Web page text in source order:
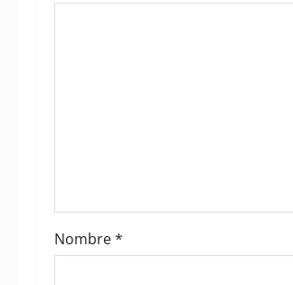
o
n
Nombre*